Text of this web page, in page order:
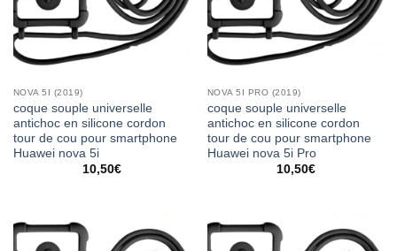
NOVA 5I (2019)
coque souple universelle
antichoc en silicone cordon
tour de cou pour smartphone
Huawei nova 5i
10,50€
NOVA 5I PRO (2019)
coque souple universelle
antichoc en silicone cordon
tour de cou pour smartphone
Huawei nova 5i Pro
10,50€